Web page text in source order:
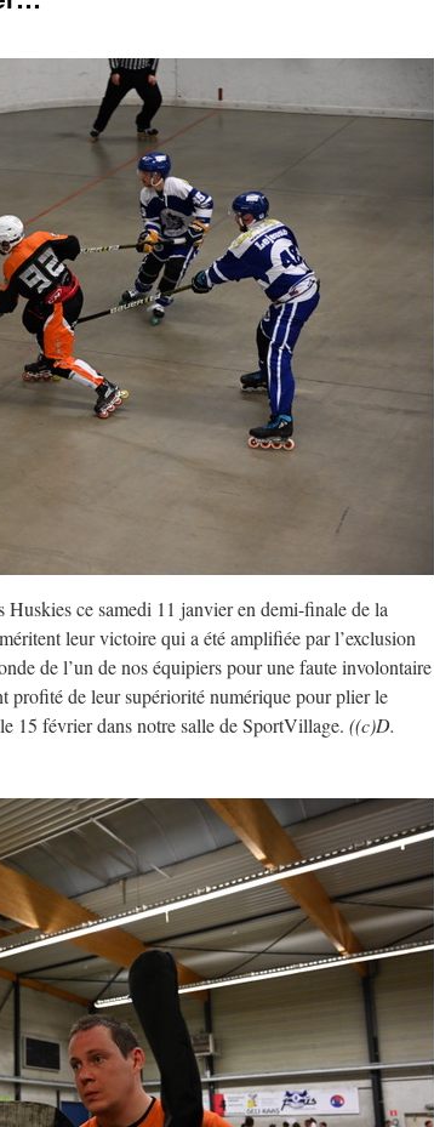
ce samedi 11 janvier en demi-finale de la
leur victoire qui a été amplifiée par l’exclusion
de l’un de nos équipiers pour une faute involontaire
profité de leur supériorité numérique pour plier le
15 février dans notre salle de SportVillage. ((c)D.